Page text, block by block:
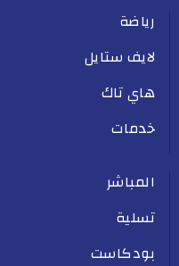
رياضة
لايف ستايل
هاي تاك
خدمات
المباشر
تسلية
بودكاست